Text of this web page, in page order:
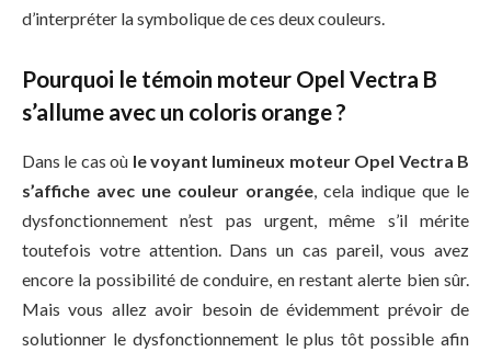
d’interpréter la symbolique de ces deux couleurs.
Pourquoi le témoin moteur Opel Vectra B
s’allume avec un coloris orange ?
Dans le cas où le voyant lumineux moteur Opel Vectra B
s’affiche avec une couleur orangée, cela indique que le
dysfonctionnement n’est pas urgent, même s’il mérite
toutefois votre attention. Dans un cas pareil, vous avez
encore la possibilité de conduire, en restant alerte bien sûr.
Mais vous allez avoir besoin de évidemment prévoir de
solutionner le dysfonctionnement le plus tôt possible afin